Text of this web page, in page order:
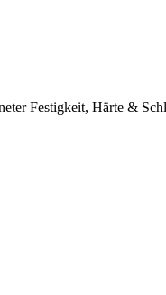
Festigkeit, Härte &